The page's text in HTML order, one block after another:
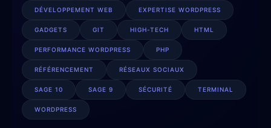
DÉVELOPPEMENT WEB EXPERTISE WORDPRESS
GADGETS GIT HIGH-TECH HTML
PERFORMANCE WORDPRESS PHP
RÉFÉRENCEMENT RÉSEAUX SOCIAUX
SAGE 10 SAGE 9 SÉCURITÉ TERMINAL
WORDPRESS